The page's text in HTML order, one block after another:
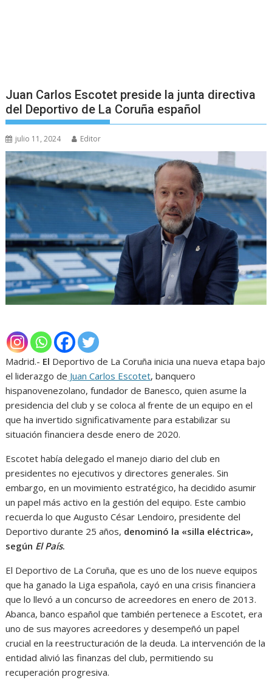
Juan Carlos Escotet preside la junta directiva
del Deportivo de La Coruña español
julio 11, 2024 Editor
Madrid.- El Deportivo de La Coruña inicia una nueva etapa bajo
el liderazgo de Juan Carlos Escotet, banquero
hispanovenezolano, fundador de Banesco, quien asume la
presidencia del club y se coloca al frente de un equipo en el
que ha invertido significativamente para estabilizar su
situación financiera desde enero de 2020.
Escotet había delegado el manejo diario del club en
presidentes no ejecutivos y directores generales. Sin
embargo, en un movimiento estratégico, ha decidido asumir
un papel más activo en la gestión del equipo. Este cambio
recuerda lo que Augusto César Lendoiro, presidente del
Deportivo durante 25 años, denominó la «silla eléctrica»,
según El País.
El Deportivo de La Coruña, que es uno de los nueve equipos
que ha ganado la Liga española, cayó en una crisis financiera
que lo llevó a un concurso de acreedores en enero de 2013.
Abanca, banco español que también pertenece a Escotet, era
uno de sus mayores acreedores y desempeñó un papel
crucial en la reestructuración de la deuda. La intervención de la
entidad alivió las finanzas del club, permitiendo su
recuperación progresiva.